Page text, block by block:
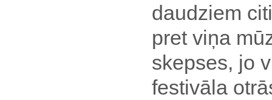
daudziem
pret viņa
skepses, jo
festivāla